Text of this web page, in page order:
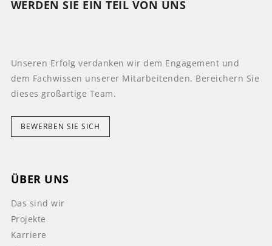
WERDEN SIE EIN TEIL VON UNS
Unseren Erfolg verdanken wir dem Engagement und
dem Fachwissen unserer Mitarbeitenden. Bereichern Sie
dieses großartige Team.
BEWERBEN SIE SICH
ÜBER UNS
Das sind wir
Projekte
Karriere